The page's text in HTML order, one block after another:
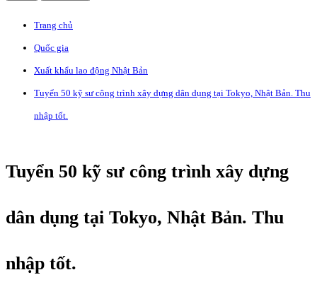
Trang chủ
Quốc gia
Xuất khẩu lao động Nhật Bản
Tuyển 50 kỹ sư công trình xây dựng dân dụng tại Tokyo, Nhật Bản. Thu
nhập tốt.
Tuyển 50 kỹ sư công trình xây dựng
dân dụng tại Tokyo, Nhật Bản. Thu
nhập tốt.